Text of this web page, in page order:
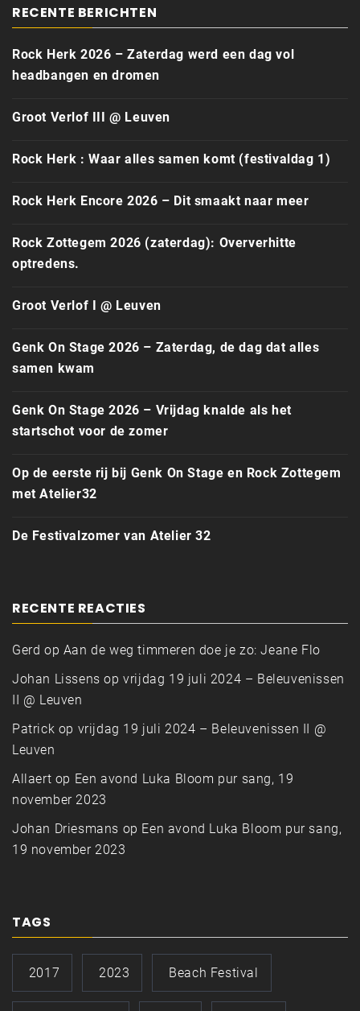
RECENTE BERICHTEN
Rock Herk 2026 – Zaterdag werd een dag vol
headbangen en dromen
Groot Verlof III @ Leuven
Rock Herk : Waar alles samen komt (festivaldag 1)
Rock Herk Encore 2026 – Dit smaakt naar meer
Rock Zottegem 2026 (zaterdag): Oververhitte
optredens.
Groot Verlof I @ Leuven
Genk On Stage 2026 – Zaterdag, de dag dat alles
samen kwam
Genk On Stage 2026 – Vrijdag knalde als het
startschot voor de zomer
Op de eerste rij bij Genk On Stage en Rock Zottegem
met Atelier32
De Festivalzomer van Atelier 32
RECENTE REACTIES
Gerd op Aan de weg timmeren doe je zo: Jeane Flo
Johan Lissens opvrijdag 19 juli 2024 – Beleuvenissen
II @ Leuven
Patrick op vrijdag 19 juli 2024 – Beleuvenissen II @
Leuven
Allaert op Een avond Luka Bloom pur sang, 19
november 2023
Johan Driesmans op Een avond Luka Bloom pur sang,
19 november 2023
TAGS
2017 2023 Beach Festival